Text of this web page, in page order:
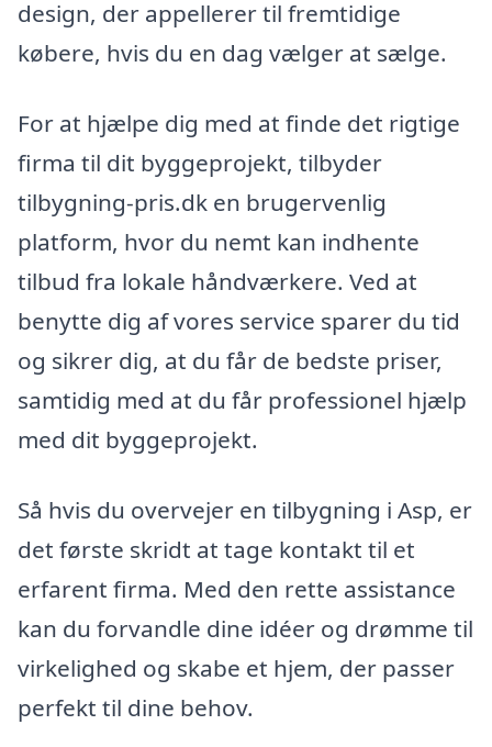
design, der appellerer til fremtidige
købere, hvis du en dag vælger at sælge.
For at hjælpe dig med at finde det rigtige
firma til dit byggeprojekt, tilbyder
tilbygning-pris.dk en brugervenlig
platform, hvor du nemt kan indhente
tilbud fra lokale håndværkere. Ved at
benytte dig af vores service sparer du tid
og sikrer dig, at du får de bedste priser,
samtidig med at du får professionel hjælp
med dit byggeprojekt.
Så hvis du overvejer en tilbygning i Asp, er
det første skridt at tage kontakt til et
erfarent firma. Med den rette assistance
kan du forvandle dine idéer og drømme til
virkelighed og skabe et hjem, der passer
perfekt til dine behov.